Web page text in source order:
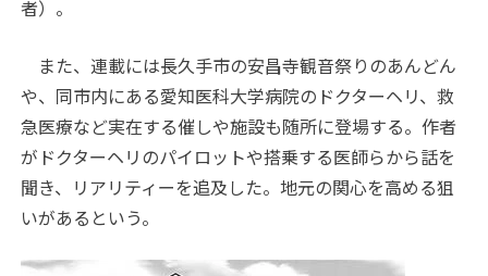
者）。
また、連載には長久手市の安昌寺観音祭りのあんどん
や、同市内にある愛知医科大学病院のドクターヘリ、救
急医療など実在する催しや施設も随所に登場する。作者
がドクターヘリのパイロットや搭乗する医師らから話を
聞き、リアリティーを追及した。地元の関心を高める狙
いがあるという。